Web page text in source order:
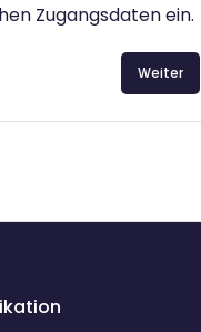
Zugangsdaten ein.
Weiter